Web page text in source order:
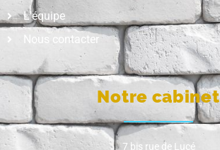
L'équipe
Nous contacter
Notre cabinet
7 bis rue de Lucé